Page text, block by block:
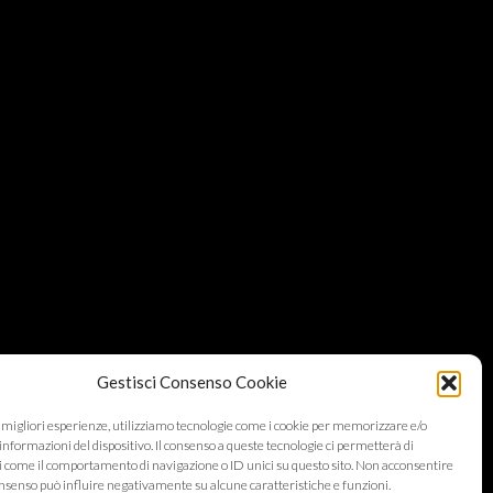
Gestisci Consenso Cookie
esperienze, utilizziamo tecnologie come i cookie per memorizzare e/o
del dispositivo. Il consenso a queste tecnologie ci permetterà di
come il comportamento di navigazione o ID unici su questo sito. Non acconsentire
può influire negativamente su alcune caratteristiche e funzioni.